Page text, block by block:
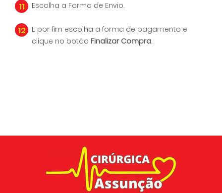
11 Escolha a Forma de Envio.
12
E por fim escolha a forma de pagamento e
clique no botão Finalizar Compra.